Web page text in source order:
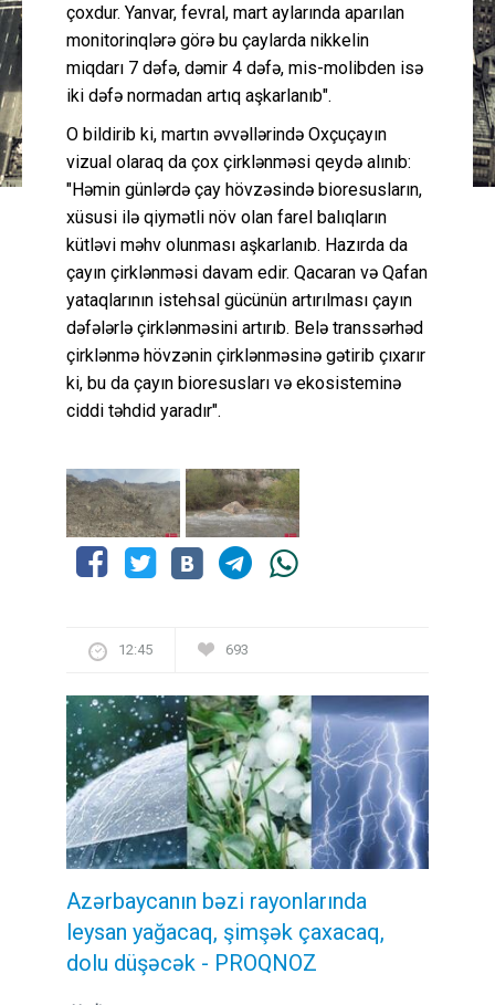
çoxdur. Yanvar, fevral, mart aylarında aparılan
monitorinqlərə görə bu çaylarda nikkelin
miqdarı 7 dəfə, dəmir 4 dəfə, mis-molibden isə
iki dəfə normadan artıq aşkarlanıb".
O bildirib ki, martın əvvəllərində Oxçuçayın
vizual olaraq da çox çirklənməsi qeydə alınıb:
"Həmin günlərdə çay hövzəsində bioresusların,
xüsusi ilə qiymətli növ olan farel balıqların
kütləvi məhv olunması aşkarlanıb. Hazırda da
çayın çirklənməsi davam edir. Qacaran və Qafan
yataqlarının istehsal gücünün artırılması çayın
dəfələrlə çirklənməsini artırıb. Belə transsərhəd
çirklənmə hövzənin çirklənməsinə gətirib çıxarır
ki, bu da çayın bioresusları və ekosisteminə
ciddi təhdid yaradır".
12:45 693
Azərbaycanın bəzi rayonlarında
leysan yağacaq, şimşək çaxacaq,
dolu düşəcək - PROQNOZ